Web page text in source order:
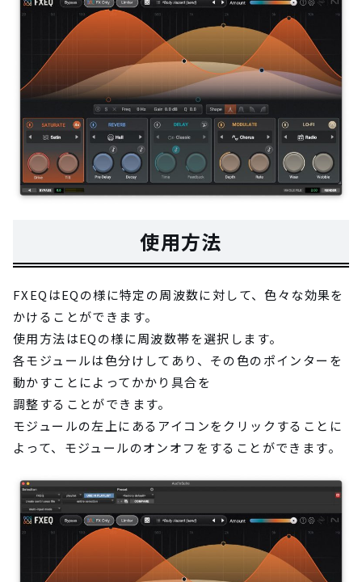
使用方法
FXEQはEQの様に特定の周波数に対して、色々な効果を
かけることができます。
使用方法はEQの様に周波数帯を選択します。
各モジュールは色分けしてあり、その色のポインターを
動かすことによってかかり具合を
調整することができます。
モジュールの左上にあるアイコンをクリックすることに
よって、モジュールのオンオフをすることができます。